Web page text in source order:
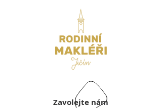
Zavolejte nám